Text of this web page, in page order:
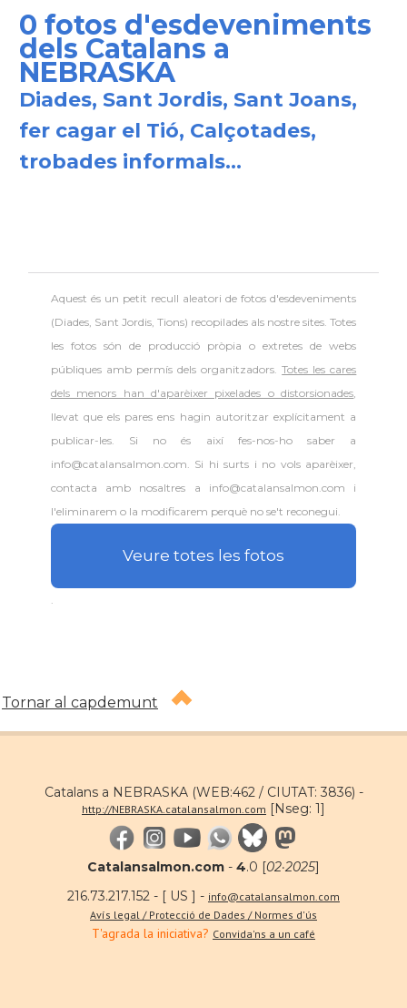
Ambaixada
Ambaixada espanyola a Estats Units
d'Amèrica
* + ambaixades i consolats
0 fotos d'esdeveniments
dels Catalans a
NEBRASKA
Diades, Sant Jordis, Sant Joans,
fer cagar el Tió, Calçotades,
trobades informals...
Aquest és un petit recull aleatori defotos d'esdeveniments
(Diades, Sant Jordis, Tions) recopilades als nostre sites. Totes
les fotos són de producció pròpia o extretes de webs
públiques amb permís dels organitzadors.Totes les cares
dels menors han d'aparèixer pixelades o distorsionades,
llevat que els pares ens hagin autoritzar explícitament a
publicar-les. Si no és així fes-nos-ho saber a
info@catalansalmon.com. Si hi surts i no vols aparèixer,
contacta amb nosaltres a info@catalansalmon.com i
l'eliminarem o la modificarem perquè no se't reconegui.
Veure totes les fotos
Tornar al capdemunt
Catalans a NEBRASKA (WEB:462 / CIUTAT: 3836) -
http://NEBRASKA.catalansalmon.com [Nseg: 1]
Catalansalmon.com - 4.0 [02·2025]
216.73.217.152 - [ US ] - info@catalansalmon.com
Avís legal / Protecció de Dades / Normes d'ús
T'agrada la iniciativa? Convida'ns a un café